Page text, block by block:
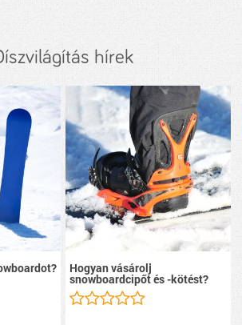
hírek
Hogyan vásárolj
snowboardcipőt és -kötést?